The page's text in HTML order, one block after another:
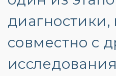
диагностики,
совместно с